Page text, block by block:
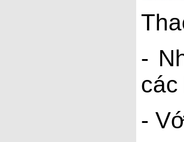
-
các
-